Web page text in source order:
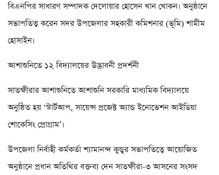
বিএনপির সাধারণ সম্পাদক দেলোয়ার হোসেন খান খোকন। অনুষ্ঠানে
সভাপতিত্ব করেন সদর উপজেলার সহকারী কমিশনার (ভূমি) শামীম
হোসাইন।
আশাশুনিতে ১২ বিদ্যালয়ের উদ্ভাবনী প্রদর্শনী
সাতক্ষীরার আশাশুনিতে আশাশুনি সরকারি মাধ্যমিক বিদ্যালয়ে
অনুষ্ঠিত হয় ‘স্টার্টআপ, সায়েন্স প্রজেক্ট অ্যান্ড ইনোভেশন আইডিয়া
শোকেসিং প্রোগ্রাম’।
উপজেলা নির্বাহী কর্মকর্তা শ্যামানন্দ কুন্ডুর সভাপতিত্বে আয়োজিত
অনুষ্ঠানে প্রধান অতিথির বক্তব্য দেন সাতক্ষীরা-৩ আসনের সংসদ